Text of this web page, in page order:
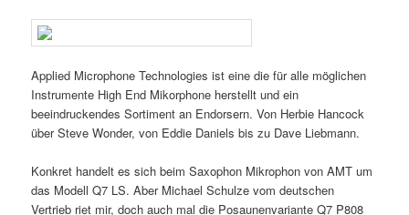
Applied Microphone Technologies ist eine die für alle möglichen
Instrumente High End Mikorphone herstellt und ein
beeindruckendes Sortiment an Endorsern. Von Herbie Hancock
über Steve Wonder, von Eddie Daniels bis zu Dave Liebmann.
Konkret handelt es sich beim Saxophon Mikrophon von AMT um
das Modell Q7 LS. Aber Michael Schulze vom deutschen
Vertrieb riet mir, doch auch mal die Posaunenvariante Q7 P808